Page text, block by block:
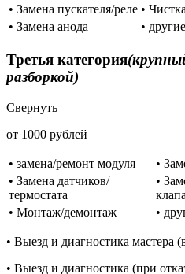
• Замена пускателя/реле •
• Замена анода
•
Третья категория
разборкой)
Свернуть
от 1000 рублей
• замена/ремонт модуля
•
• Замена датчиков/
термостата
•
• Монтаж/демонтаж
•
• Выезд и диагностика мастера
• Выезд и диагностика (при